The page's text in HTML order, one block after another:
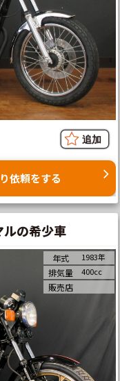
依頼をする
ルの希少車
年式 1983年
排気量 400cc
販売店